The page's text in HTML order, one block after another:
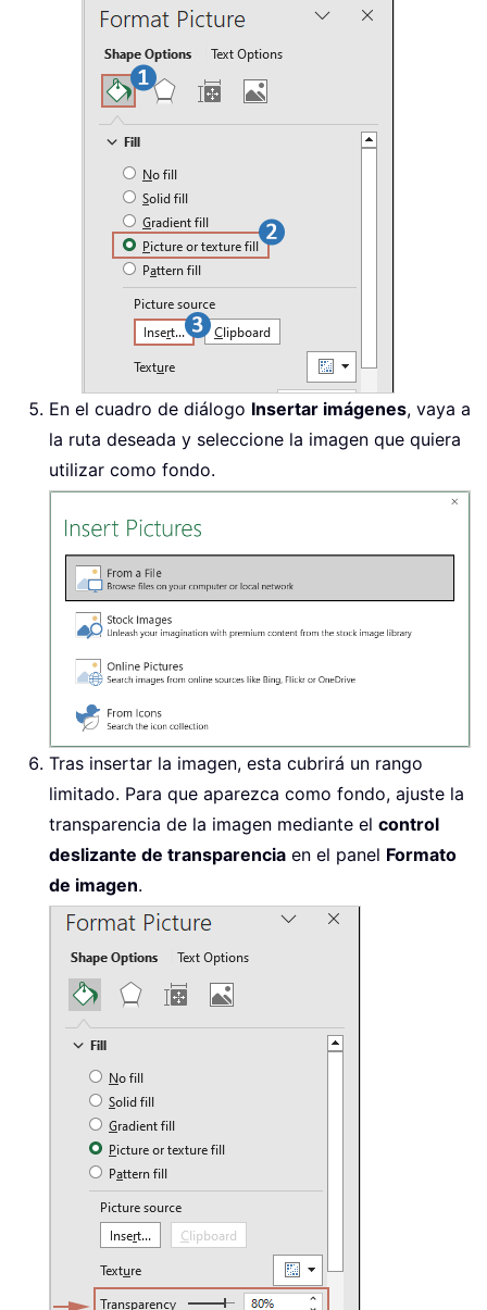
En el cuadro de diálogo Insertar imágenes, vaya a
la ruta deseada y seleccione la imagen que quiera
utilizar como fondo.
Tras insertar la imagen, esta cubrirá un rango
limitado. Para que aparezca como fondo, ajuste la
transparencia de la imagen mediante el control
deslizante de transparencia en el panel Formato
de imagen.